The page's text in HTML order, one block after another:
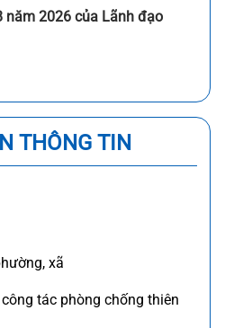
năm 2026 của Lãnh đạo
THÔNG TIN
xã
tác phòng chống thiên